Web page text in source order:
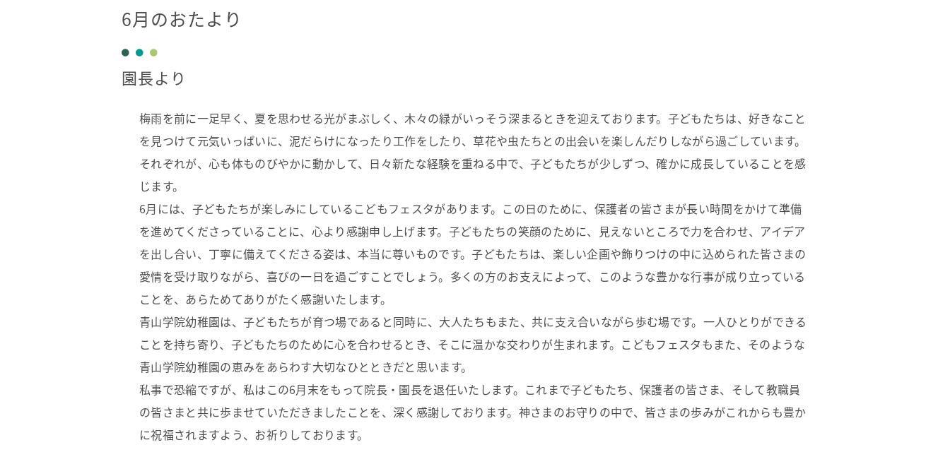
6月のおたより
園長より
梅雨を前に一足早く、夏を思わせる光がまぶしく、木々の緑がいっそう深まるときを迎えております。子どもたちは、好きなこと
を見つけて元気いっぱいに、泥だらけになったり工作をしたり、草花や虫たちとの出会いを楽しんだりしながら過ごしています。
それぞれが、心も体ものびやかに動かして、日々新たな経験を重ねる中で、子どもたちが少しずつ、確かに成長していることを感
じます。
6月には、子どもたちが楽しみにしているこどもフェスタがあります。この日のために、保護者の皆さまが長い時間をかけて準備
を進めてくださっていることに、心より感謝申し上げます。子どもたちの笑顔のために、見えないところで力を合わせ、アイデア
を出し合い、丁寧に備えてくださる姿は、本当に尊いものです。子どもたちは、楽しい企画や飾りつけの中に込められた皆さまの
愛情を受け取りながら、喜びの一日を過ごすことでしょう。多くの方のお支えによって、このような豊かな行事が成り立っている
ことを、あらためてありがたく感謝いたします。
青山学院幼稚園は、子どもたちが育つ場であると同時に、大人たちもまた、共に支え合いながら歩む場です。一人ひとりができる
ことを持ち寄り、子どもたちのために心を合わせるとき、そこに温かな交わりが生まれます。こどもフェスタもまた、そのような
青山学院幼稚園の恵みをあらわす大切なひとときだと思います。
私事で恐縮ですが、私はこの6月末をもって院長・園長を退任いたします。これまで子どもたち、保護者の皆さま、そして教職員
の皆さまと共に歩ませていただきましたことを、深く感謝しております。神さまのお守りの中で、皆さまの歩みがこれからも豊か
に祝福されますよう、お祈りしております。